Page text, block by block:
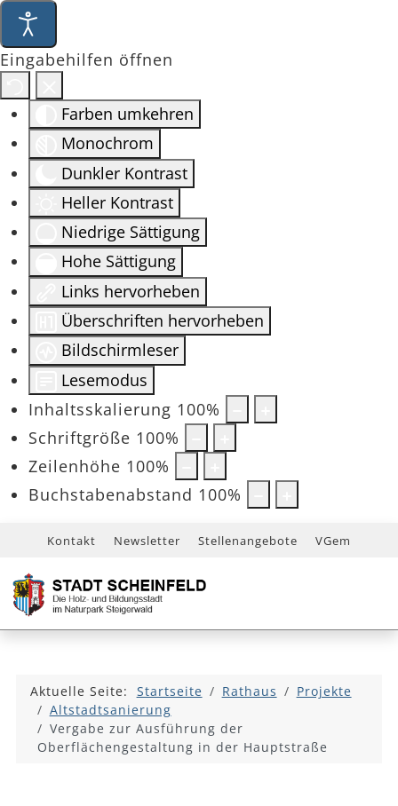
Eingabehilfen öffnen
Farben umkehren
Monochrom
Dunkler Kontrast
Heller Kontrast
Niedrige Sättigung
Hohe Sättigung
Links hervorheben
Überschriften hervorheben
Bildschirmleser
Lesemodus
Inhaltsskalierung 100%
Schriftgröße 100%
Zeilenhöhe 100%
Buchstabenabstand 100%
Kontakt Newsletter Stellenangebote VGem
Aktuelle Seite: Startseite Rathaus
Projekte
Altstadtsanierung
Vergabe zur Ausführung der
Oberflächengestaltung in der Hauptstraße